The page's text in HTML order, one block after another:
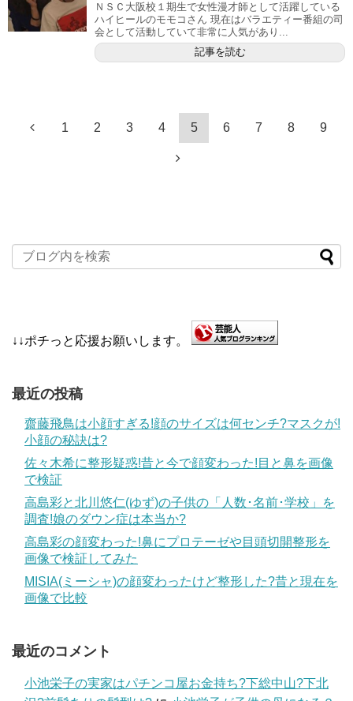
ＮＳＣ大阪校１期生で女性漫才師として活躍している
ハイヒールのモモコさん 現在はバラエティー番組の司
会として活動していて非常に人気があり...
記事を読む
1 2 3 4 5 6 7 8 9
↓↓ポチっと応援お願いします。
最近の投稿
齋藤飛鳥は小顔すぎる!顔のサイズは何センチ?マスクが!
小顔の秘訣は?
佐々木希に整形疑惑!昔と今で顔変わった!目と鼻を画像
で検証
高島彩と北川悠仁(ゆず)の子供の「人数･名前･学校」を
調査!娘のダウン症は本当か?
高島彩の顔変わった!鼻にプロテーゼや目頭切開整形を
画像で検証してみた
MISIA(ミーシャ)の顔変わったけど整形した?昔と現在を
画像で比較
最近のコメント
小池栄子の実家はパチンコ屋お金持ち?下総中山?下北